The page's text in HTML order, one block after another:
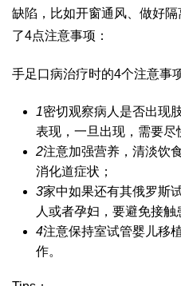
缺陷 ，比如开窗通风、做好
了4点注意事项：
手足口病治疗时的4个注意事
1密切观察病人是否出现
表现，一旦出现，需要尽
2注意加强营养，清淡饮
消化道症状；
3家中如果还有其俄罗斯
人或者孕妇，要避免接触
4注意保持室试管婴儿移
作。